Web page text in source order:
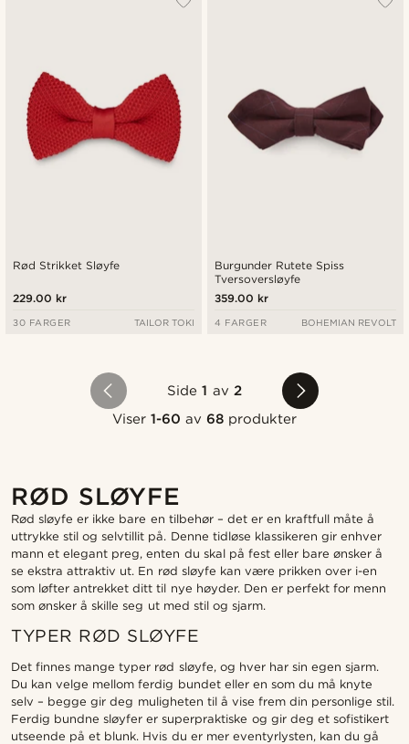
Rød Strikket Sløyfe
229.00 kr
30 FARGER TAILOR TOKI
Burgunder Rutete Spiss
Tversoversløyfe
359.00 kr
4 FARGER BOHEMIAN REVOLT
Side1 av 2
Viser 1-60 av68 produkter
RØD SLØYFE
Rød sløyfe er ikke bare en tilbehør – det er en kraftfull måte å
uttrykke stil og selvtillit på. Denne tidløse klassikeren gir enhver
mann et elegant preg, enten du skal på fest eller bare ønsker å
se ekstra attraktiv ut. En rød sløyfe kan være prikken over i-en
som løfter antrekket ditt til nye høyder. Den er perfekt for menn
som ønsker å skille seg ut med stil og sjarm.
TYPER RØD SLØYFE
Det finnes mange typer rød sløyfe, og hver har sin egen sjarm.
Du kan velge mellom ferdig bundet eller en som du må knyte
selv – begge gir deg muligheten til å vise frem din personlige stil.
Ferdig bundne sløyfer er superpraktiske og gir deg et sofistikert
utseende på et blunk. Hvis du er mer eventyrlysten, kan du gå